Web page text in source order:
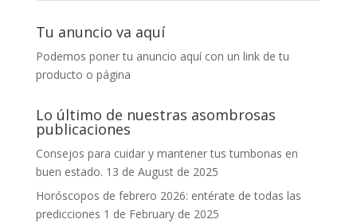
Tu anuncio va aquí
Podemos poner tu anuncio aquí con un link de tu
producto o página
Lo último de nuestras asombrosas
publicaciones
Consejos para cuidar y mantener tus tumbonas en
buen estado. 13 de August de 2025
Horóscopos de febrero 2026: entérate de todas las
predicciones 1 de February de 2025